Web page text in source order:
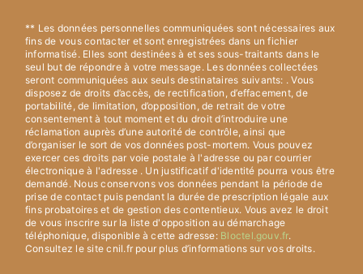
** Les données personnelles communiquées sont nécessaires aux
fins de vous contacter et sont enregistrées dans un fichier
informatisé. Elles sont destinées à et ses sous-traitants dans le
seul but de répondre à votre message. Les données collectées
seront communiquées aux seuls destinataires suivants: . Vous
disposez de droits d’accès, de rectification, d’effacement, de
portabilité, de limitation, d’opposition, de retrait de votre
consentement à tout moment et du droit d’introduire une
réclamation auprès d’une autorité de contrôle, ainsi que
d’organiser le sort de vos données post-mortem. Vous pouvez
exercer ces droits par voie postale à l'adresse ou par courrier
électronique à l'adresse . Un justificatif d'identité pourra vous être
demandé. Nous conservons vos données pendant la période de
prise de contact puis pendant la durée de prescription légale aux
fins probatoires et de gestion des contentieux. Vous avez le droit
de vous inscrire sur la liste d'opposition au démarchage
téléphonique, disponible à cette adresse: Bloctel.gouv.fr.
Consultez le site cnil.fr pour plus d’informations sur vos droits.